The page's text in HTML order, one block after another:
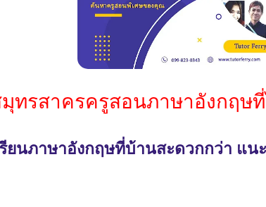
ทรสาครครูสอนภาษาอังกฤษ
ยนภาษาอังกฤษที่บ้านสะดวกกว่า แ